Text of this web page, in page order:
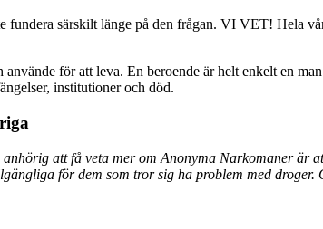
fundera särskilt länge på den frågan. VI VET! Hela
för att leva. En beroende är helt enkelt en
institutioner och död.
anhörig att få veta mer om Anonyma Narkomaner
för dem som tror sig ha problem med